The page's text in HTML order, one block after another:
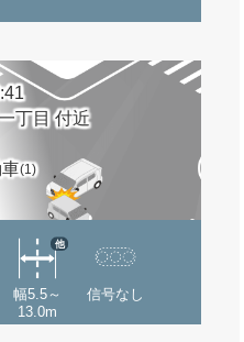
丁目 付近
(1)
幅5.5～
13.0m
他
信号なし